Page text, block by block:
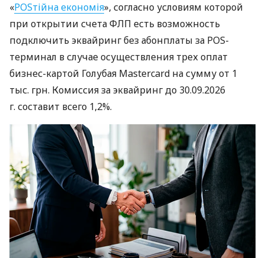
«POSтійна економія», согласно условиям которой
при открытии счета ФЛП есть возможность
подключить эквайринг без абонплаты за POS-
терминал в случае осуществления трех оплат
бизнес-картой Голубая Mastercard на сумму от 1
тыс. грн. Комиссия за эквайринг до 30.09.2026
г. составит всего 1,2%.